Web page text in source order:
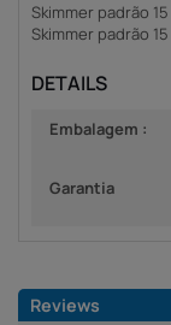
Skimmer padrão
Skimmer padrão
DETAILS
Embalagem :
Garantia
Reviews